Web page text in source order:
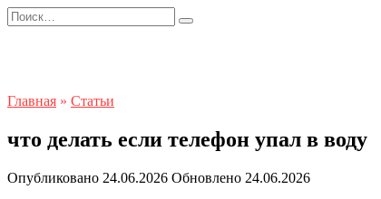
Перейти
к
Search
for:
Главная » Статьи
что делать если телефон упал в воду
Опубликовано 24.06.2026 Обновлено 24.06.2026